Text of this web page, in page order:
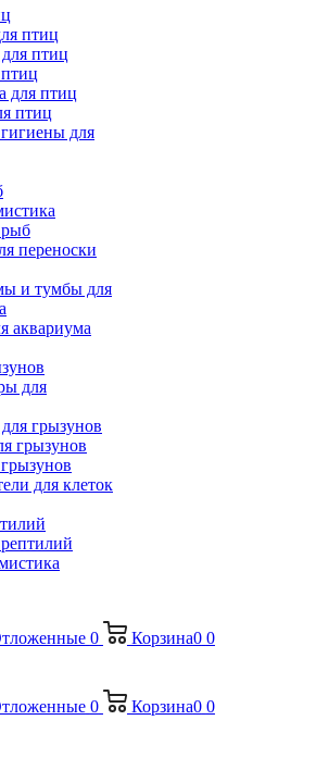
птиц
птиц
для птиц
птиц
для
переноски
и тумбы для
аквариума
для
грызунов
грызунов
для клеток
0 Корзина0 0
0 Корзина0 0